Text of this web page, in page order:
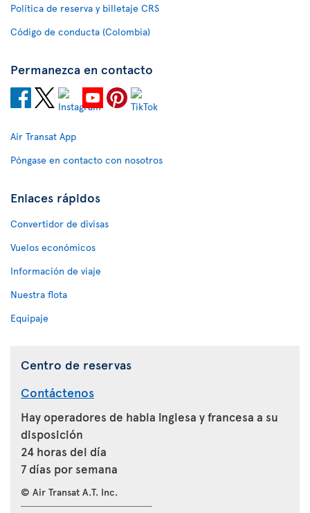
Política de reserva y billetaje CRS
Código de conducta (Colombia)
Permanezca en contacto
Air Transat App
Póngase en contacto con nosotros
Enlaces rápidos
Convertidor de divisas
Vuelos económicos
Información de viaje
Nuestra flota
Equipaje
Centro de reservas
Contáctenos
Hay operadores de habla inglesa y francesa a su
disposición
24 horas del día
7 días por semana
© Air Transat A.T. Inc.